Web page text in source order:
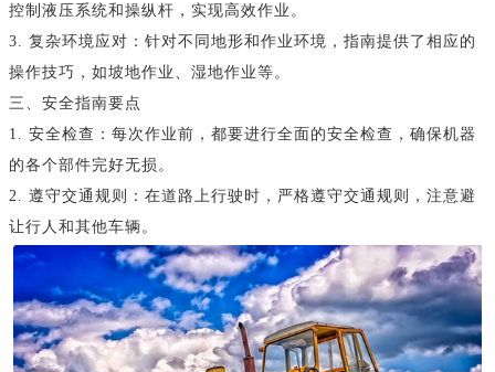
控制液压系统和操纵杆，实现高效作业。
3. 复杂环境应对：针对不同地形和作业环境，指南提供了相应的
操作技巧，如坡地作业、湿地作业等。
三、安全指南要点
1. 安全检查：每次作业前，都要进行全面的安全检查，确保机器
的各个部件完好无损。
2. 遵守交通规则：在道路上行驶时，严格遵守交通规则，注意避
让行人和其他车辆。